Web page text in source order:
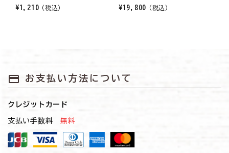
¥1,210 (税込)
¥19,800
(税込)
payment お支払い方法について
クレジットカード
支払い手数料 無料